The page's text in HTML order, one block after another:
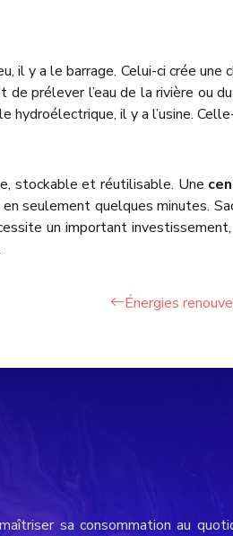
y a le barrage. Celui-ci crée une
prélever l’eau de la rivière ou
il y a l’usine.
stockable et réutilisable. Une
seulement quelques minutes.
un important
Énergies
sa consommation au